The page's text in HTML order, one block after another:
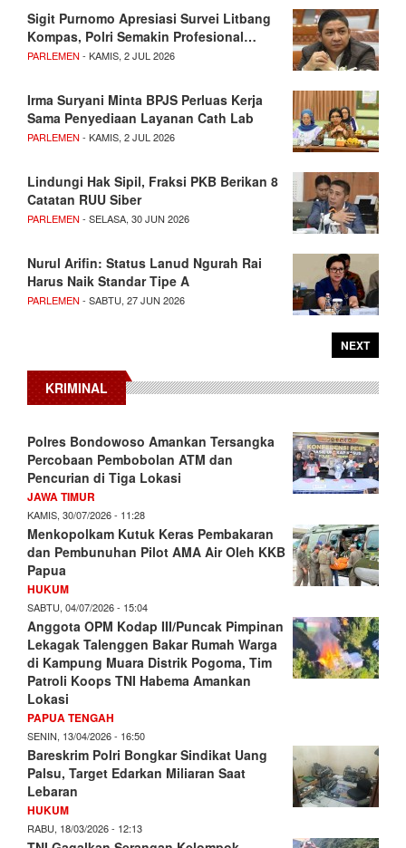
Sigit Purnomo Apresiasi Survei Litbang
Kompas, Polri Semakin Profesional…
PARLEMEN - KAMIS, 2 JUL 2026
Irma Suryani Minta BPJS Perluas Kerja
Sama Penyediaan Layanan Cath Lab
PARLEMEN - KAMIS, 2 JUL 2026
Lindungi Hak Sipil, Fraksi PKB Berikan 8
Catatan RUU Siber
PARLEMEN - SELASA, 30 JUN 2026
Nurul Arifin: Status Lanud Ngurah Rai
Harus Naik Standar Tipe A
PARLEMEN - SABTU, 27 JUN 2026
NEXT
KRIMINAL
Polres Bondowoso Amankan Tersangka
Percobaan Pembobolan ATM dan
Pencurian di Tiga Lokasi
JAWA TIMUR
KAMIS, 30/07/2026 - 11:28
Menkopolkam Kutuk Keras Pembakaran
dan Pembunuhan Pilot AMA Air Oleh KKB
Papua
HUKUM
SABTU, 04/07/2026 - 15:04
Anggota OPM Kodap III/Puncak Pimpinan
Lekagak Talenggen Bakar Rumah Warga
di Kampung Muara Distrik Pogoma, Tim
Patroli Koops TNI Habema Amankan
Lokasi
PAPUA TENGAH
SENIN, 13/04/2026 - 16:50
Bareskrim Polri Bongkar Sindikat Uang
Palsu, Target Edarkan Miliaran Saat
Lebaran
HUKUM
RABU, 18/03/2026 - 12:13